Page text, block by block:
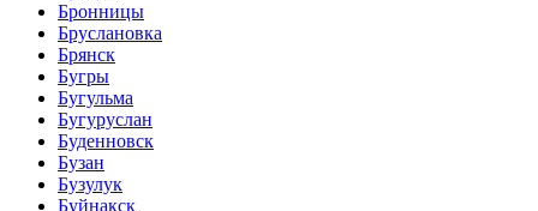
Бронницы
Бруслановка
Брянск
Бугры
Бугульма
Бугуруслан
Буденновск
Бузан
Бузулук
Буйнакск